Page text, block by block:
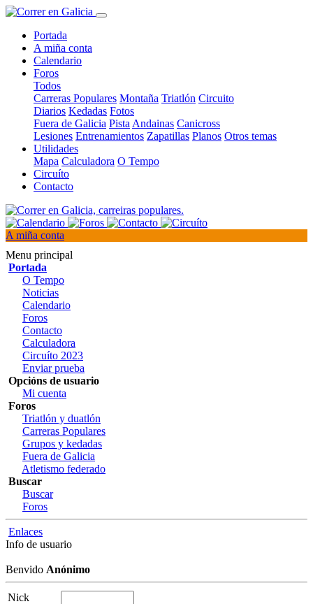
Portada
A miña conta
Calendario
Foros
Todos
Carreras Populares Montaña Triatlón Circuito
Diarios Kedadas Fotos
Fuera de Galicia Pista Andainas Canicross
Lesiones Entrenamientos Zapatillas Planos Otros temas
Utilidades
Mapa Calculadora O Tempo
Circuíto
Contacto
A miña conta
Menu principal
Portada
O Tempo
Noticias
Calendario
Foros
Contacto
Calculadora
Circuíto 2023
Enviar prueba
Opcións de usuario
Mi cuenta
Foros
Triatlón y duatlón
Carreras Populares
Grupos y kedadas
Fuera de Galicia
Atletismo federado
Buscar
Buscar
Foros
Enlaces
Info de usuario
Benvido Anónimo
Nick